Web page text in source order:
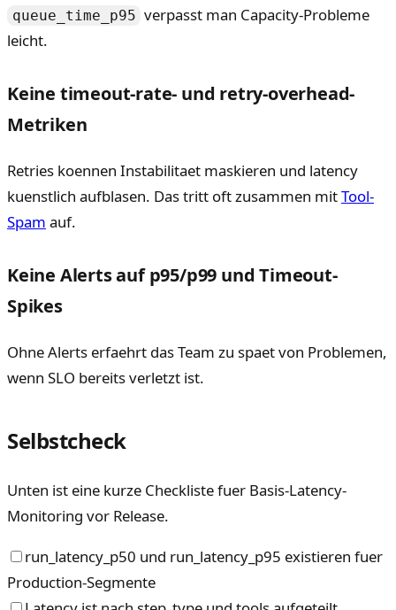
queue_time_p95 verpasst man Capacity-Probleme
leicht.
Keine timeout-rate- und retry-overhead-
Metriken
Retries koennen Instabilitaet maskieren und latency
kuenstlich aufblasen. Das tritt oft zusammen mitTool-
Spam auf.
Keine Alerts auf p95/p99 und Timeout-
Spikes
Ohne Alerts erfaehrt das Team zu spaet von Problemen,
wenn SLO bereits verletzt ist.
Selbstcheck
Unten ist eine kurze Checkliste fuer Basis-Latency-
Monitoring vor Release.
run_latency_p50 und run_latency_p95 existieren fuer
Production-Segmente